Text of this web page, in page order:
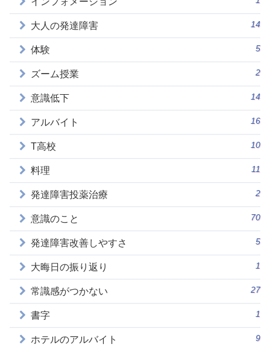
大人の発達障害 14
体験 5
ズーム授業 2
意識低下 14
アルバイト 16
T高校 10
料理 11
発達障害投薬治療 2
意識のこと 70
発達障害改善しやすさ 5
大晦日の振り返り 1
常識感がつかない 27
書字 1
ホテルのアルバイト 9